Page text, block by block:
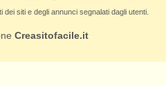
siti e degli annunci segnalati dagli utenti.
Creasitofacile.it